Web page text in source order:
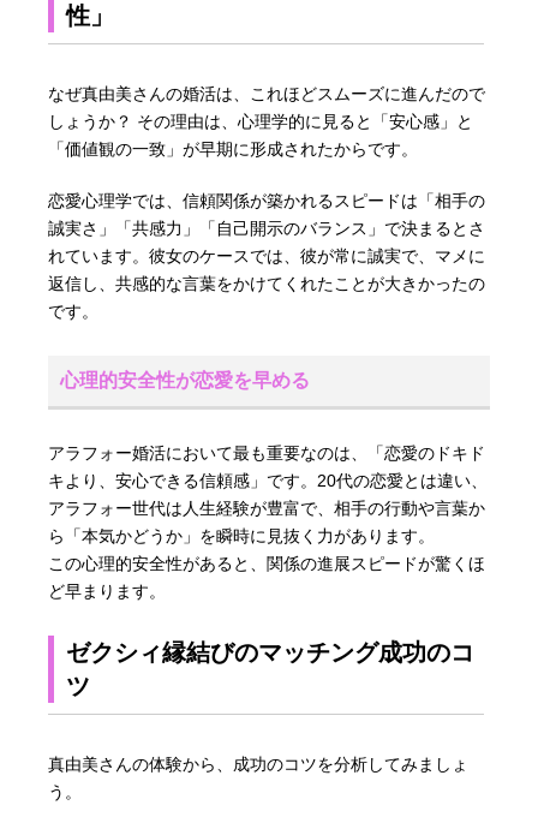
性」
なぜ真由美さんの婚活は、これほどスムーズに進んだので
しょうか？ その理由は、心理学的に見ると「安心感」と
「価値観の一致」が早期に形成されたからです。
恋愛心理学では、信頼関係が築かれるスピードは「相手の
誠実さ」「共感力」「自己開示のバランス」で決まるとさ
れています。彼女のケースでは、彼が常に誠実で、マメに
返信し、共感的な言葉をかけてくれたことが大きかったの
です。
心理的安全性が恋愛を早める
アラフォー婚活において最も重要なのは、「恋愛のドキド
キより、安心できる信頼感」です。20代の恋愛とは違い、
アラフォー世代は人生経験が豊富で、相手の行動や言葉か
ら「本気かどうか」を瞬時に見抜く力があります。
この心理的安全性があると、関係の進展スピードが驚くほ
ど早まります。
ゼクシィ縁結びのマッチング成功のコ
ツ
真由美さんの体験から、成功のコツを分析してみましょ
う。